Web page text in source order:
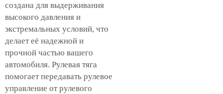
создана для выдерживания
высокого давления и
экстремальных условий, что
делает её надежной и
прочной частью вашего
автомобиля. Рулевая тяга
помогает передавать рулевое
управление от рулевого